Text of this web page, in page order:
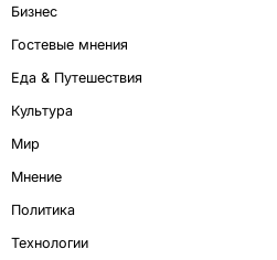
Бизнес
Гостевые мнения
Еда & Путешествия
Культура
Мир
Мнение
Политика
Технологии